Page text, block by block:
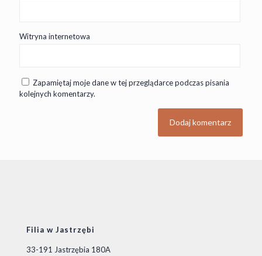
Witryna internetowa
Zapamiętaj moje dane w tej przeglądarce podczas pisania
kolejnych komentarzy.
Filia w Jastrzębi
33-191 Jastrzębia 180A